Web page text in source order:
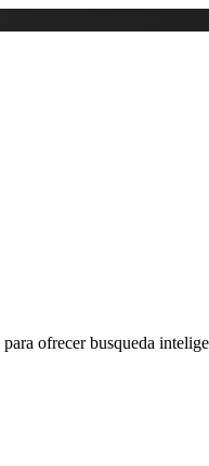
para ofrecer busqueda